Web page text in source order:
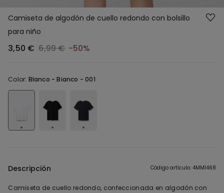
Camiseta de algodón de cuello redondo con bolsillo
para niño
3,50 € 6,99 € -50%
Color: Blanco -Bianco - 001
Descripción Código artículo: 4MM1468
Camiseta de cuello redondo, confeccionada en algodón con